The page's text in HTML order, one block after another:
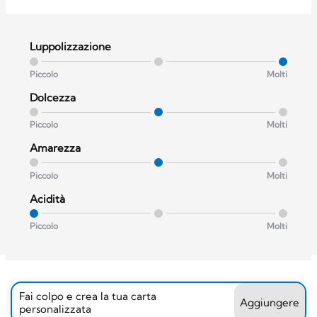
Luppolizzazione
Piccolo Molti
Dolcezza
Piccolo Molti
Amarezza
Piccolo Molti
Acidità
Piccolo Molti
Fai colpo e crea la tua carta
personalizzata
Aggiungere